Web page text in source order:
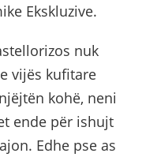
Ekskluzive.
nuk
vijës kufitare
kohë, neni
ende për ishujt
Edhe pse as